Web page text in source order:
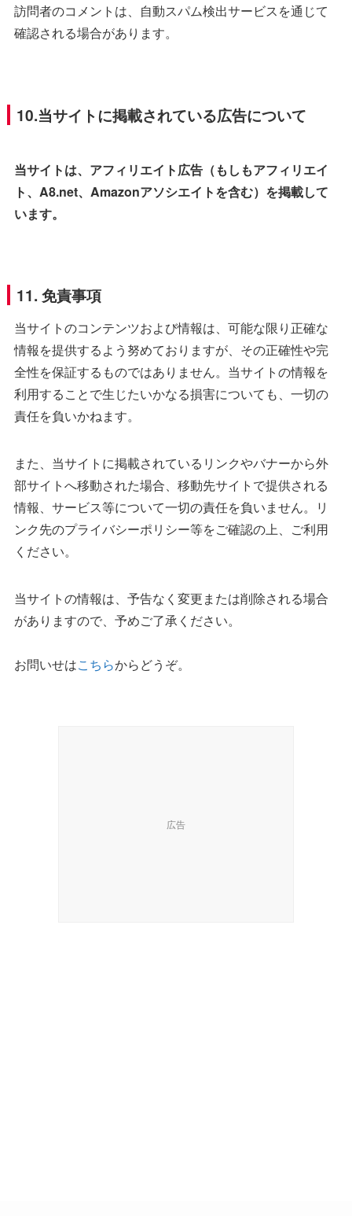
訪問者のコメントは、自動スパム検出サービスを通じて
確認される場合があります。
10.当サイトに掲載されている広告について
当サイトは、アフィリエイト広告（もしもアフィリエイ
ト、A8.net、Amazonアソシエイトを含む）を掲載して
います。
11. 免責事項
当サイトのコンテンツおよび情報は、可能な限り正確な
情報を提供するよう努めておりますが、その正確性や完
全性を保証するものではありません。当サイトの情報を
利用することで生じたいかなる損害についても、一切の
責任を負いかねます。
また、当サイトに掲載されているリンクやバナーから外
部サイトへ移動された場合、移動先サイトで提供される
情報、サービス等について一切の責任を負いません。リ
ンク先のプライバシーポリシー等をご確認の上、ご利用
ください。
当サイトの情報は、予告なく変更または削除される場合
がありますので、予めご了承ください。
お問いせはこちらからどうぞ。
広告